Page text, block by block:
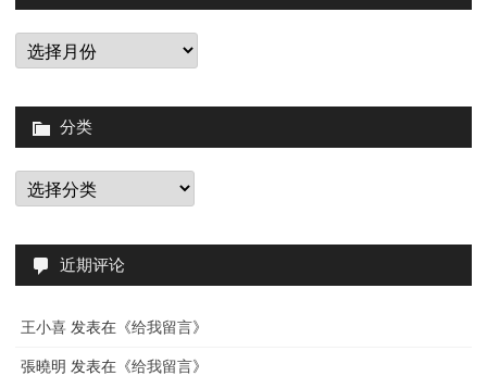
息
归
档
分类
分
类
近期评论
王小喜 发表在《给我留言》
張曉明 发表在《给我留言》